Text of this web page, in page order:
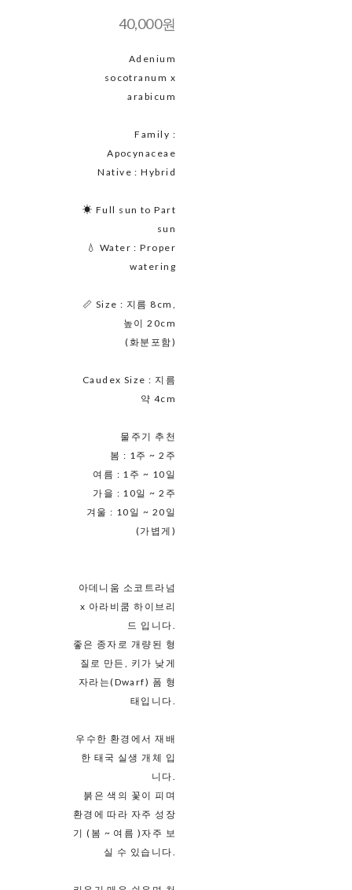
40,000원
Adenium
socotranum x
arabicum
Family :
Apocynaceae
Native : Hybrid
☀ Full sun to Part
sun
💧 Water : Proper
watering
📏 Size : 지름 8cm,
높이 20cm
(화분포함)
Caudex Size : 지름
약 4cm
물주기 추천
봄 : 1주 ~ 2주
여름 : 1주 ~ 10일
가을 : 10일 ~ 2주
겨울 : 10일 ~ 20일
(가볍게)
아데니움 소코트라넘
x 아라비쿰 하이브리
드 입니다.
좋은 종자로 개량된 형
질로 만든, 키가 낮게
자라는(Dwarf) 폼 형
태입니다.
우수한 환경에서 재배
한 태국 실생 개체 입
니다.
붉은 색의 꽃이 피며
환경에 따라 자주 성장
기 (봄 ~ 여름 )자주 보
실 수 있습니다.